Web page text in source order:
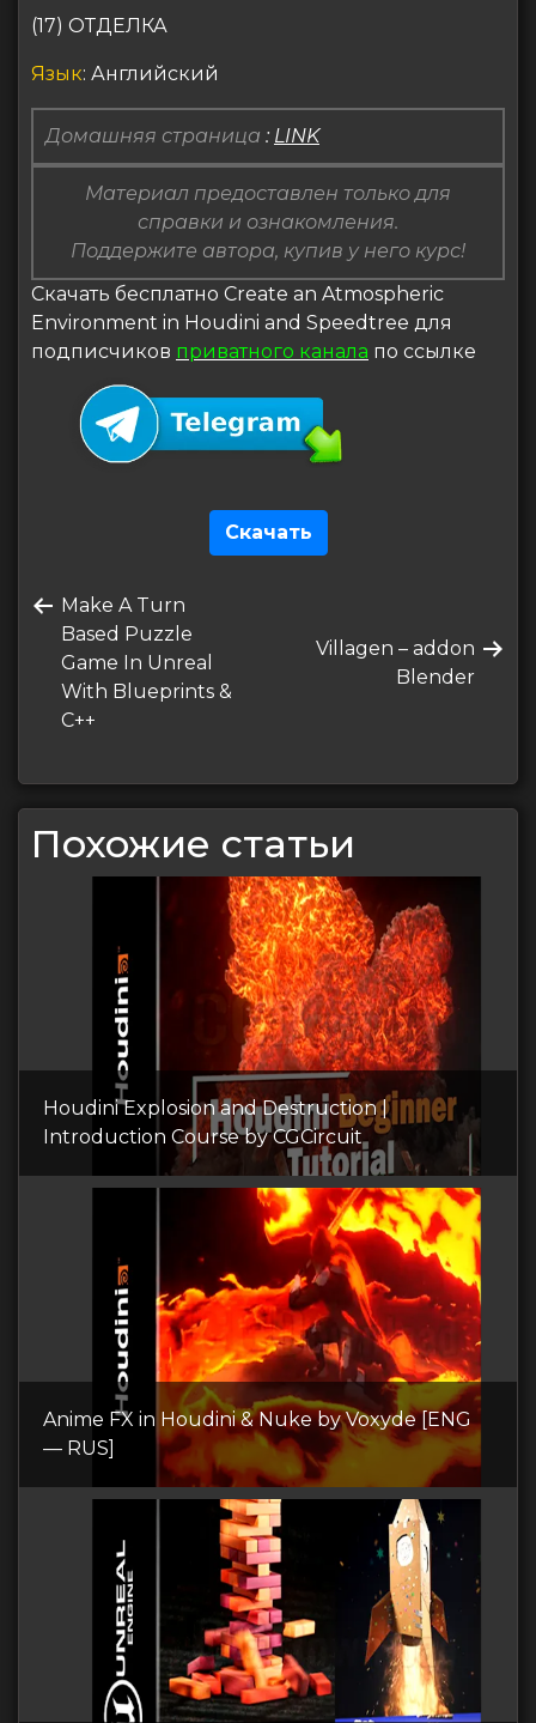
(17) ОТДЕЛКА
Язык: Английский
Домашняя страница : LINK
Материал предоставлен только для
справки и ознакомления.
Поддержите автора, купив у него курс!
Скачать бесплатно Create an Atmospheric
Environment in Houdini and Speedtree для
подписчиков приватного канала по ссылке
Скачать
по
записям
Предыдущая
запись
Make A Turn
Based Puzzle
Game In Unreal
With Blueprints &
C++
Следующая
Villagen – addon
Blender
Похожие статьи
Houdini Explosion and Destruction |
Introduction Course by CGCircuit
Anime FX in Houdini & Nuke by Voxyde [ENG
— RUS]